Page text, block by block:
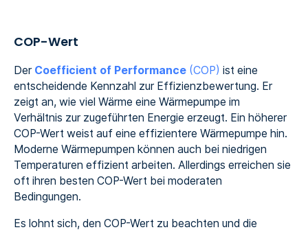
COP-Wert
Der Coefficient of Performance(COP) ist eine
entscheidende Kennzahl zur Effizienzbewertung. Er
zeigt an, wie viel Wärme eine Wärmepumpe im
Verhältnis zur zugeführten Energie erzeugt. Ein höherer
COP-Wert weist auf eine effizientere Wärmepumpe hin.
Moderne Wärmepumpen können auch bei niedrigen
Temperaturen effizient arbeiten. Allerdings erreichen sie
oft ihren besten COP-Wert bei moderaten
Bedingungen.
Es lohnt sich, den COP-Wert zu beachten und die